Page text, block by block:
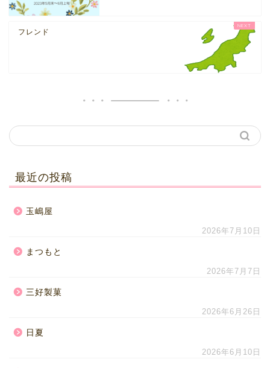
フレンド
最近の投稿
玉嶋屋
2026年7月10日
まつもと
2026年7月7日
三好製菓
2026年6月26日
日夏
2026年6月10日